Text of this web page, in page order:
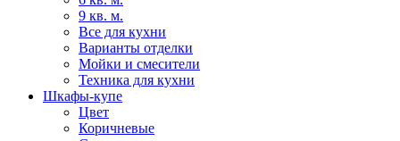
9 кв. м.
Все для кухни
Варианты отделки
Мойки и смесители
Техника для кухни
Шкафы-купе
Цвет
Коричневые